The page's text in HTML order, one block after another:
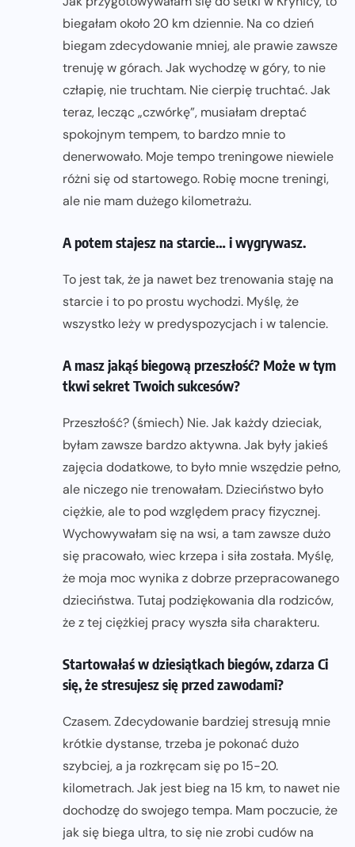
biegałam około 20 km dziennie. Na co dzień
biegam zdecydowanie mniej, ale prawie zawsze
trenuję w górach. Jak wychodzę w góry, to nie
człapię, nie truchtam. Nie cierpię truchtać. Jak
teraz, lecząc „czwórkę”, musiałam dreptać
spokojnym tempem, to bardzo mnie to
denerwowało. Moje tempo treningowe niewiele
różni się od startowego. Robię mocne treningi,
ale nie mam dużego kilometrażu.
A potem stajesz na starcie… i wygrywasz.
To jest tak, że ja nawet bez trenowania staję na
starcie i to po prostu wychodzi. Myślę, że
wszystko leży w predyspozycjach i w talencie.
A masz jakąś biegową przeszłość? Może w tym
tkwi sekret Twoich sukcesów?
Przeszłość? (śmiech) Nie. Jak każdy dzieciak,
byłam zawsze bardzo aktywna. Jak były jakieś
zajęcia dodatkowe, to było mnie wszędzie pełno,
ale niczego nie trenowałam. Dzieciństwo było
ciężkie, ale to pod względem pracy fizycznej.
Wychowywałam się na wsi, a tam zawsze dużo
się pracowało, wiec krzepa i siła została. Myślę,
że moja moc wynika z dobrze przepracowanego
dzieciństwa. Tutaj podziękowania dla rodziców,
że z tej ciężkiej pracy wyszła siła charakteru.
Startowałaś w dziesiątkach biegów, zdarza Ci
się, że stresujesz się przed zawodami?
Czasem. Zdecydowanie bardziej stresują mnie
krótkie dystanse, trzeba je pokonać dużo
szybciej, a ja rozkręcam się po 15-20.
kilometrach. Jak jest bieg na 15 km, to nawet nie
dochodzę do swojego tempa. Mam poczucie, że
jak się biega ultra, to się nie zrobi cudów na